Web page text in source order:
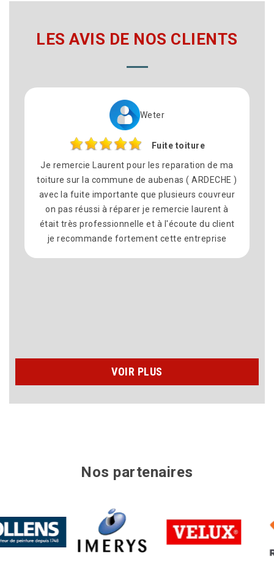
LES AVIS DE NOS CLIENTS
Weter
Fuite toiture
Laurent pour les reparation de ma
sur la commune de aubenas ( ARDECHE )
la fuite importante que plusieurs couvreur
pas réussi à réparer je remercie laurent à
très professionnelle et à l'écoute du client
recommande fortement cette entreprise
Nous
commune
propre
VOIR PLUS
Nos partenaires